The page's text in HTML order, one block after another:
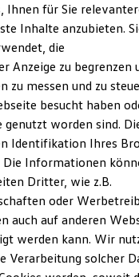
und Updates
ID.
Ihnen für Sie
Inhalte anzubieten.
die
Anzeige zu begrenzen
messen und zu
besucht haben
worden sind.
Identifikation Ihres
Informationen
Dritter, wie z.B.
oder
auch auf anderen
werden kann. Wir
Verarbeitung solcher